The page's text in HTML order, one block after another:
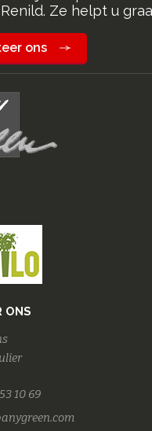
Ze helpt u
ons
ONS
10 69